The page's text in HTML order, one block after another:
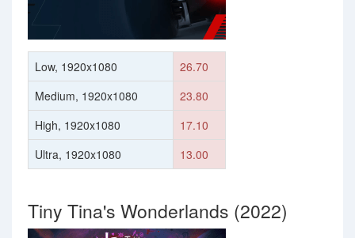
Low, 1920x1080
26.70
Medium, 1920x1080
23.80
High, 1920x1080
17.10
Ultra, 1920x1080
13.00
Tiny Tina's Wonderlands (2022)